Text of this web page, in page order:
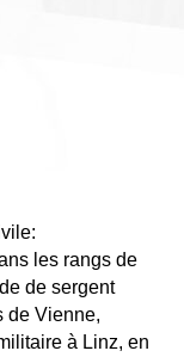
les rangs de
de sergent
de Vienne,
à Linz, en